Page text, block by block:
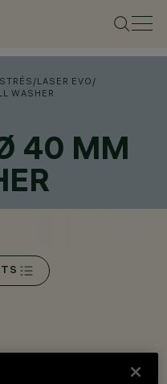
/LASER EVO /
WASHER
40 MM